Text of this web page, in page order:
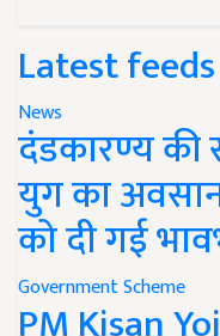
Latest feeds
News
दंडकारण्य की
युग का
को दी गई
Government Scheme